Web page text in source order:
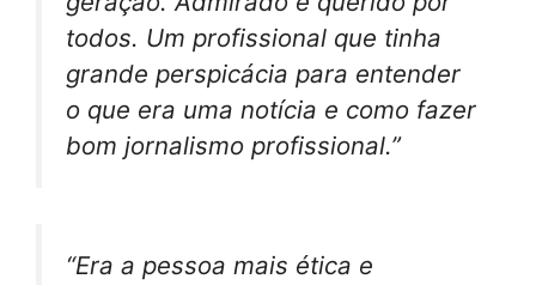
todos. Um profissional que tinha
grande perspicácia para entender
o que era uma notícia e como fazer
bom jornalismo profissional.”
“Era a pessoa mais ética e